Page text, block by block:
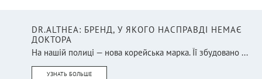
DR.ALTHEA: БРЕНД, У ЯКОГО НАСПРАВДІ НЕМАЄ
ДОКТОРА
На нашій полиці — нова корейська марка. Її збудовано ...
УЗНАТЬ БОЛЬШЕ